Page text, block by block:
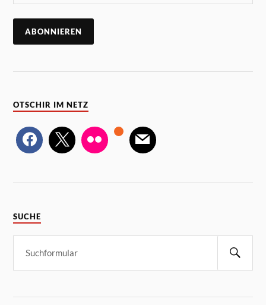
OTSCHIR IM NETZ
SUCHE